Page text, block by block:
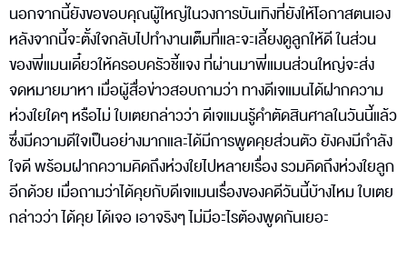
นอกจากนี้ยังขอขอบคุณผู้ใหญ่ในวงการบันเทิงที่ยังให้โอกาสตนเอง
หลังจากนี้จะตั้งใจกลับไปทํางานเต็มที่และจะเลี้ยงดูลูกให้ดี ในส่วน
ของพี่แมนเดี๋ยวให้ครอบครัวชี้แจง ที่ผ่านมาพี่แมนส่วนใหญ่จะส่ง
จดหมายมาหา เมื่อผู้สื่อข่าวสอบถามว่า ทางดีเจแมนได้ฝากความ
ห่วงใยใดๆ หรือไม่ ใบเตยกล่าวว่า ดีเจแมนรู้คำตัดสินศาลในวันนี้แล้ว
ซึ่งมีความดีใจเป็นอย่างมากและได้มีการพูดคุยส่วนตัว ยังคงมีกำลัง
ใจดี พร้อมฝากความคิดถึงห่วงใยไปหลายเรื่อง รวมคิดถึงห่วงใยลูก
อีกด้วย เมื่อถามว่าได้คุยกับดีเจแมนเรื่องของคดีวันนี้บ้างไหม ใบเตย
กล่าวว่า ได้คุย ได้เจอ เอาจริงๆ ไม่มีอะไรต้องพูดกันเยอะ